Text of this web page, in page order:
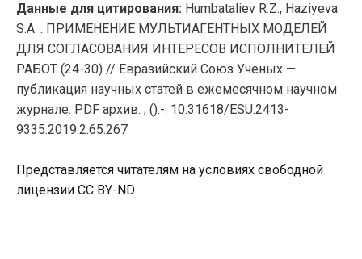
Данные для цитирования: Humbataliev R.Z., Haziyeva
S.A. . ПРИМЕНЕНИЕ МУЛЬТИАГЕНТНЫХ МОДЕЛЕЙ
ДЛЯ СОГЛАСОВАНИЯ ИНТЕРЕСОВ ИСПОЛНИТЕЛЕЙ
РАБОТ (24-30) // Евразийский Союз Ученых —
публикация научных статей в ежемесячном научном
журнале. PDF архив. ; ():-. 10.31618/ESU.2413-
9335.2019.2.65.267
Представляется читателям на условиях свободной
лицензии CC BY-ND